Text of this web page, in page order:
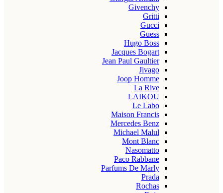
Givenchy
Gritti
Gucci
Guess
Hugo Boss
Jacques Bogart
Jean Paul Gaultier
Jivago
Joop Homme
La Rive
LAIKOU
Le Labo
Maison Francis
Mercedes Benz
Michael Malul
Mont Blanc
Nasomatto
Paco Rabbane
Parfums De Marly
Prada
Rochas